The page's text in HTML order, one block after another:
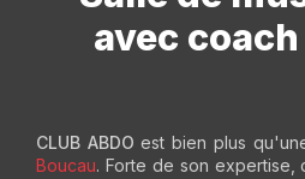
avec
CLUB ABDOest bien plus
Boucau. Forte de son expertise,